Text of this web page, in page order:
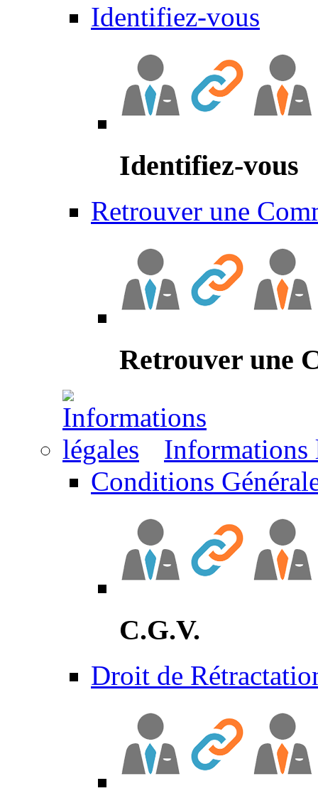
Identifiez-vous
Identifiez-vous
Retrouver une
Retrouver une
Informations
Conditions
C.G.V.
Droit de